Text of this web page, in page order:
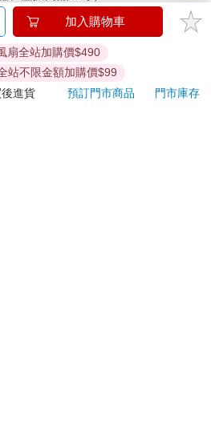
末廣町附近還有許多「和洋合一」的
，一樓是木柵門二樓是西式窗稜留
改成了咖啡館或餐廳，尤其位在這
飲一級戰區。銀座通，一聽就是城
、昭和初期以來就聚集了咖啡館、
街道。那時候咖啡店佔了其中七
，將不提供7天的猶豫期：
較短或解約時即將逾期。（如：生
客製化給付。（客製化商品）
（含MOOK、外文雜誌）
商品或電腦軟體。
加入購物車
扇全站加購價$490
站不限金額加購價$99
後進貨 預訂門市商品
門市庫存